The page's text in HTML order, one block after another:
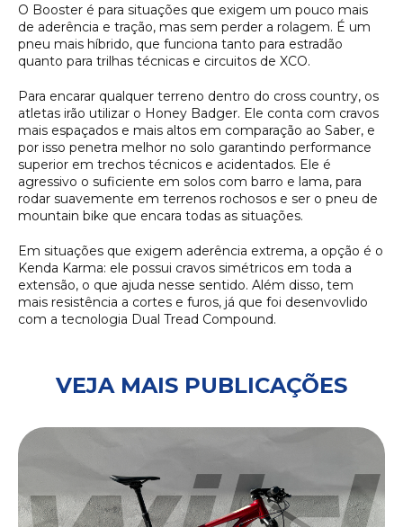
O Booster é para situações que exigem um pouco mais
de aderência e tração, mas sem perder a rolagem. É um
pneu mais híbrido, que funciona tanto para estradão
quanto para trilhas técnicas e circuitos de XCO.
Para encarar qualquer terreno dentro do cross country, os
atletas irão utilizar o Honey Badger. Ele conta com cravos
mais espaçados e mais altos em comparação ao Saber, e
por isso penetra melhor no solo garantindo performance
superior em trechos técnicos e acidentados. Ele é
agressivo o suficiente em solos com barro e lama, para
rodar suavemente em terrenos rochosos e ser o pneu de
mountain bike que encara todas as situações.
Em situações que exigem aderência extrema, a opção é o
Kenda Karma: ele possui cravos simétricos em toda a
extensão, o que ajuda nesse sentido. Além disso, tem
mais resistência a cortes e furos, já que foi desenvovlido
com a tecnologia Dual Tread Compound.
VEJA MAIS PUBLICAÇÕES